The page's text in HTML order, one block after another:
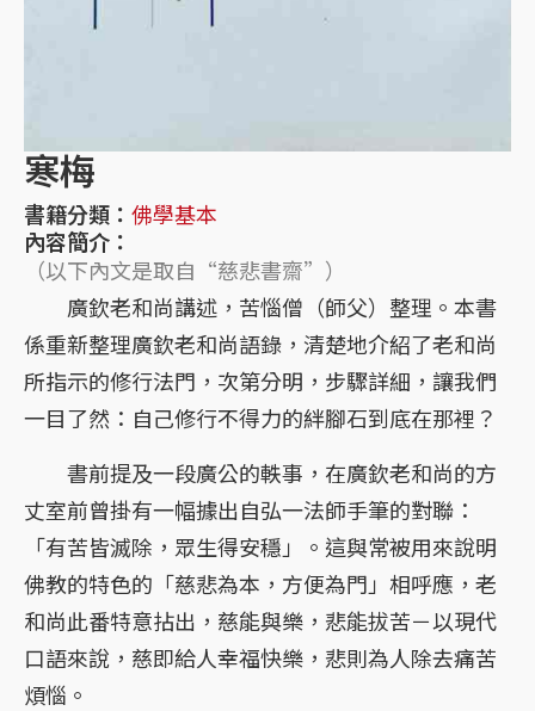
寒梅
書籍分類： 佛學基本
內容簡介：
（以下內文是取自“慈悲書齋”）
廣欽老和尚講述，苦惱僧（師父）整理。本書
係重新整理廣欽老和尚語錄，清楚地介紹了老和尚
所指示的修行法門，次第分明，步驟詳細，讓我們
一目了然：自己修行不得力的絆腳石到底在那裡？
書前提及一段廣公的軼事，在廣欽老和尚的方
丈室前曾掛有一幅據出自弘一法師手筆的對聯：
「有苦皆滅除，眾生得安穩」。這與常被用來說明
佛教的特色的「慈悲為本，方便為門」相呼應，老
和尚此番特意拈出，慈能與樂，悲能拔苦－以現代
口語來說，慈即給人幸福快樂，悲則為人除去痛苦
煩惱。